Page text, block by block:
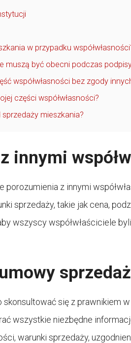
w przypadku
muszą być obecni podczas
współwłasności bez zgody
części współwłasności?
mieszkania?
innymi
porozumienia z innymi
sprzedaży, takie jak cena,
wszyscy współwłaściciele
się z prawnikiem
wszystkie niezbędne
warunki sprzedaży,